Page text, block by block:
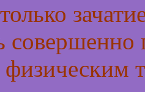
совершенно
физическим